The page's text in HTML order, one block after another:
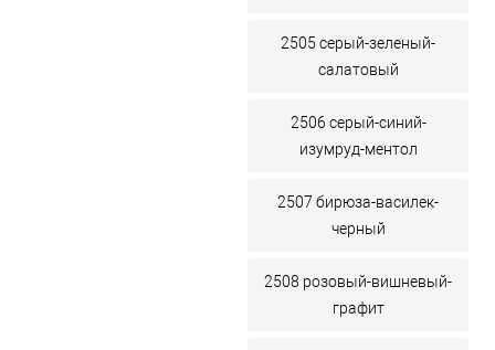
2505 серый-зеленый-
салатовый
2506 серый-синий-
изумруд-ментол
2507 бирюза-василек-
черный
2508 розовый-вишневый-
графит